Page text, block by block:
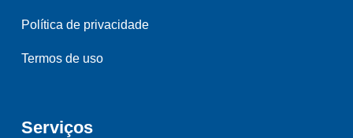
Política de privacidade
Termos de uso
Serviços